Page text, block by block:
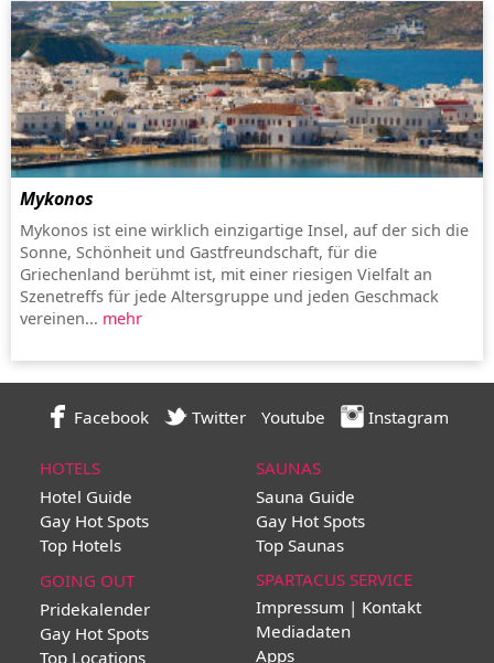
Mykonos
Mykonos ist eine wirklich einzigartige Insel, auf der sich die
Sonne, Schönheit und Gastfreundschaft, für die
Griechenland berühmt ist, mit einer riesigen Vielfalt an
Szenetreffs für jede Altersgruppe und jeden Geschmack
vereinen... mehr
Facebook Twitter Youtube Instagram
HOTELS
Hotel Guide
Gay Hot Spots
Top Hotels
SAUNAS
Sauna Guide
Gay Hot Spots
Top Saunas
GOING OUT
Pridekalender
Gay Hot Spots
Top Locations
SPARTACUS SERVICE
Impressum | Kontakt
Mediadaten
Apps